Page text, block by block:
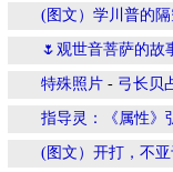
(图文）学川普的
🌷观世音菩萨的故
特殊照片 - 弓长贝
指导灵：《属性》
(图文）开打，不